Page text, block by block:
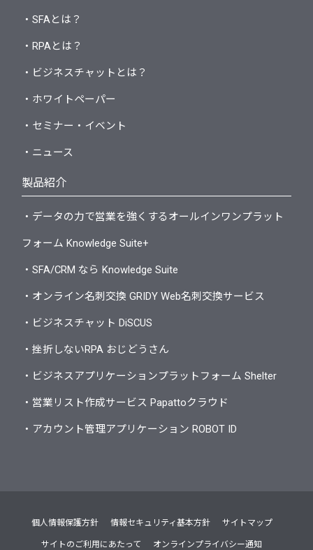
・SFAとは？
・RPAとは？
・ビジネスチャットとは？
・ホワイトペーパー
・セミナー・イベント
・ニュース
製品紹介
・データの力で営業を強くするオールインワンプラット
フォーム Knowledge Suite+
・SFA/CRM なら Knowledge Suite
・オンライン名刺交換 GRIDY Web名刺交換サービス
・ビジネスチャット DiSCUS
・挫折しないRPA おじどうさん
・ビジネスアプリケーションプラットフォーム Shelter
・営業リスト作成サービス Papattoクラウド
・アカウント管理アプリケーション ROBOT ID
個人情報保護方針 情報セキュリティ基本方針 サイトマップ
サイトのご利用にあたって オンラインプライバシー通知